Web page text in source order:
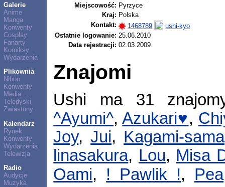
Galerie
Anime
Manga
Konwenty
Cosplay
Fanarty
Komiksy
Wydarzenia
Plikownia
Nihon
Konwenty
Media
Teledyski
Zwiastuny
Kalendarz
Rynek
Konwenty
Wydarzenia
Telewizja
Radio
Audycje
Muzyka
Miejscowość: Pyrzyce
Kraj: Polska
Kontakt:
1468789
ushi-kyo
Ostatnie logowanie: 25.06.2010
Data rejestracji: 02.03.2009
Znajomi
Ushi ma 31
^Ayumi^,Azukari♥,
Joy,Jui, Kagami-sama
linasakura, Lou, Misa
Oami, ! Pawlik !, Pea